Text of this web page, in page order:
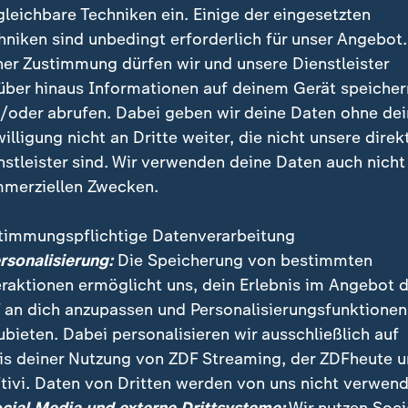
fehlen genügend Bademeister für die
Schwimmmeister warnt deshalb vor verkürzten
Techniken ein. Einige der eingesetzten
sind unbedingt erforderlich für unser
Zustimmung dürfen wir und unsere Dienstleister
hinaus Informationen auf deinem Gerät
oder abrufen. Dabei geben wir deine Daten ohne
nicht an Dritte weiter, die nicht unsere
sind. Wir verwenden deine Daten auch nicht
Zwecken.
Datenverarbeitung
Die Speicherung von bestimmten
ermöglicht uns, dein Erlebnis im Angebot
an dich anzupassen und Personalisierungsfunktionen
Dabei personalisieren wir ausschließlich auf
deiner Nutzung von ZDF Streaming, der ZDFheute
Daten von Dritten werden von uns nicht